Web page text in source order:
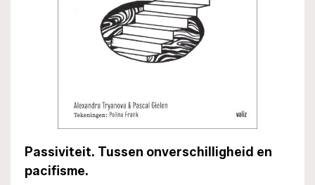
Passiviteit. Tussen onverschilligheid en
pacifisme.